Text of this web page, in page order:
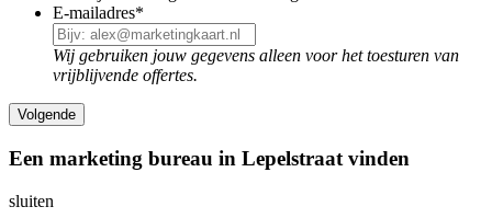
E-mailadres*
Wij gebruiken jouw gegevens alleen voor het toesturen van
vrijblijvende offertes.
Een marketing bureau in Lepelstraat vinden
sluiten